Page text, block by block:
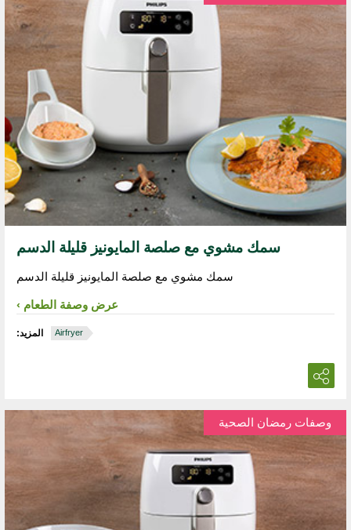
سمك مشوي مع صلصة المايونيز قليلة الدسم
سمك مشوي مع صلصة المايونيز قليلة الدسم
عرض وصفة الطعام
المزيد: Airfryer
وصفات رمضان الصحية